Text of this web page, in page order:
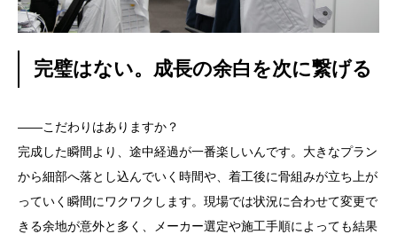
完璧はない。成長の余白を次に繋げる
——こだわりはありますか？
完成した瞬間より、途中経過が一番楽しいんです。大きなプラン
から細部へ落とし込んでいく時間や、着工後に骨組みが立ち上が
っていく瞬間にワクワクします。現場では状況に合わせて変更で
きる余地が意外と多く、メーカー選定や施工手順によっても結果